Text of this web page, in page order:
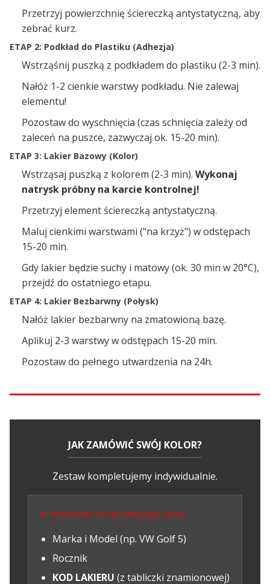
Przetrzyj powierzchnię ściereczką antystatyczną, aby
zebrać kurz.
ETAP 2: Podkład do Plastiku (Adhezja)
Wstrząśnij puszką z podkładem do plastiku (2-3 min).
Nałóż 1-2 cienkie warstwy podkładu. Nie zalewaj
elementu!
Pozostaw do wyschnięcia (czas schnięcia zależy od
zaleceń na puszce, zazwyczaj ok. 15-20 min).
ETAP 3: Lakier Bazowy (Kolor)
Wstrząsaj puszką z kolorem (2-3 min). Wykonaj
natrysk próbny na karcie kontrolnej!
Przetrzyj element ściereczką antystatyczną.
Maluj cienkimi warstwami ("na krzyż") w odstępach
15-20 min.
Gdy lakier będzie suchy i matowy (ok. 30 min w 20°C),
przejdź do ostatniego etapu.
ETAP 4: Lakier Bezbarwny (Połysk)
Nałóż lakier bezbarwny na zmatowioną bazę.
Aplikuj 2-3 warstwy w odstępach 15-20 min.
Pozostaw do pełnego utwardzenia na 24h.
JAK ZAMÓWIĆ SWÓJ KOLOR?
Zestaw kompletujemy indywidualnie.
W "Wiadomości do Sprzedającego" podaj:
Marka i Model (np. VW Golf 5)
Rocznik
KOD LAKIERU (z tabliczki znamionowej)